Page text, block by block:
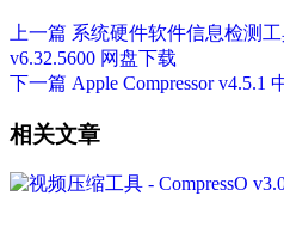
上一篇 系统硬件软件信息检测
v6.32.5600 网盘下载
下一篇 Apple Compressor v4.5.1
相关文章